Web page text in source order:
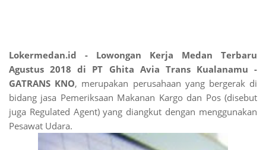
Lokermedan.id - Lowongan Kerja Medan Terbaru
Agustus 2018 di PT Ghita Avia Trans Kualanamu -
GATRANS KNO, merupakan perusahaan yang bergerak di
bidang jasa Pemeriksaan Makanan Kargo dan Pos (disebut
juga Regulated Agent) yang diangkut dengan menggunakan
Pesawat Udara.